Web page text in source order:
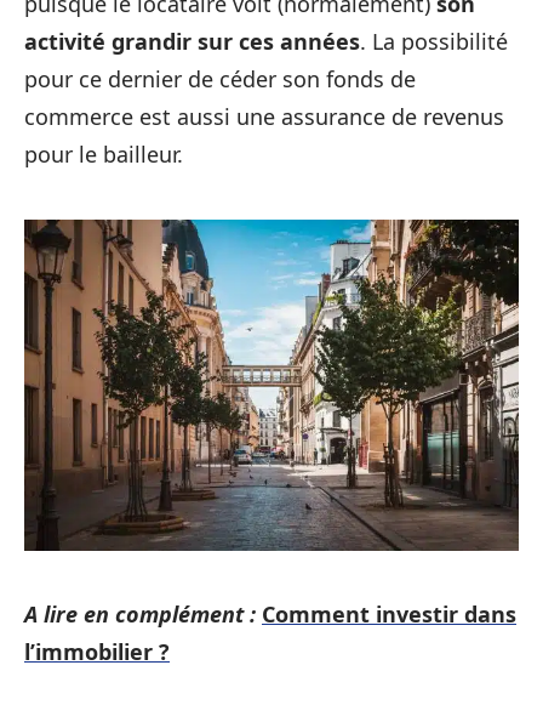
activité grandir sur ces années. La possibilité
pour ce dernier de céder son fonds de
commerce est aussi une assurance de revenus
pour le bailleur.
A lire en complément : Comment investir dans
l’immobilier ?